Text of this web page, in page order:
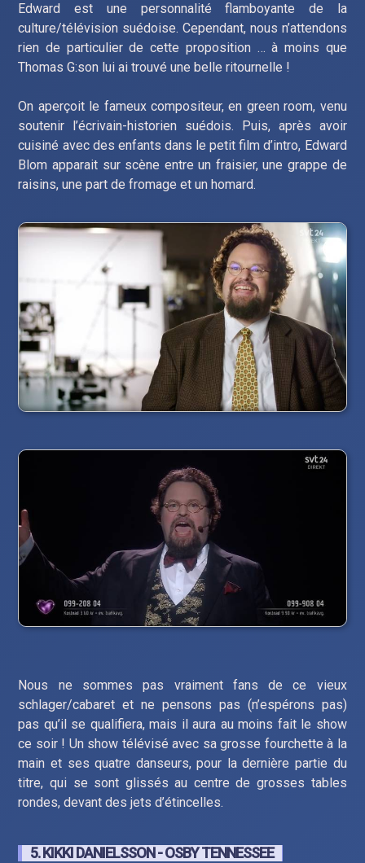
Edward est une personnalité flamboyante de la
culture/télévision suédoise. Cependant, nous n’attendons
rien de particulier de cette proposition … à moins que
Thomas G:son lui ai trouvé une belle ritournelle !
On aperçoit le fameux compositeur, en green room, venu
soutenir l’écrivain-historien suédois. Puis, après avoir
cuisiné avec des enfants dans le petit film d’intro, Edward
Blom apparait sur scène entre un fraisier, une grappe de
raisins, une part de fromage et un homard.
Nous ne sommes pas vraiment fans de ce vieux
schlager/cabaret et ne pensons pas (n’espérons pas)
pas qu’il se qualifiera, mais il aura au moins fait le show
ce soir ! Un show télévisé avec sa grosse fourchette à la
main et ses quatre danseurs, pour la dernière partie du
titre, qui se sont glissés au centre de grosses tables
rondes, devant des jets d’étincelles.
5. KIKKI DANIELSSON - OSBY TENNESSEE